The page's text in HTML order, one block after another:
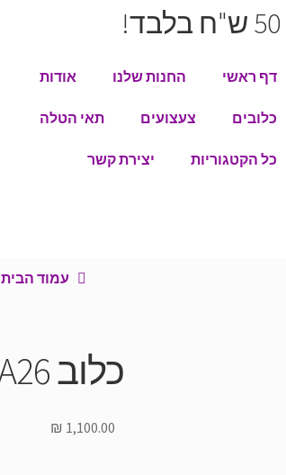
דף ראשי החנות שלנו אודות
כלובים צעצועים תאי הטלה
כל הקטגוריות יצירת קשר
עמוד הבית
כלוב A26
₪ 1,100.00